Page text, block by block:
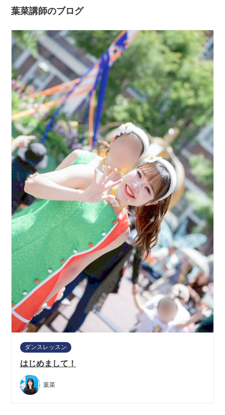
葉菜講師のブログ
ダンスレッスン
はじめまして！
葉菜